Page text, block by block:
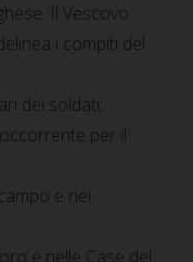
Il Vescovo
i compiti del
dei soldati;
per il
e nei
e nelle Case del